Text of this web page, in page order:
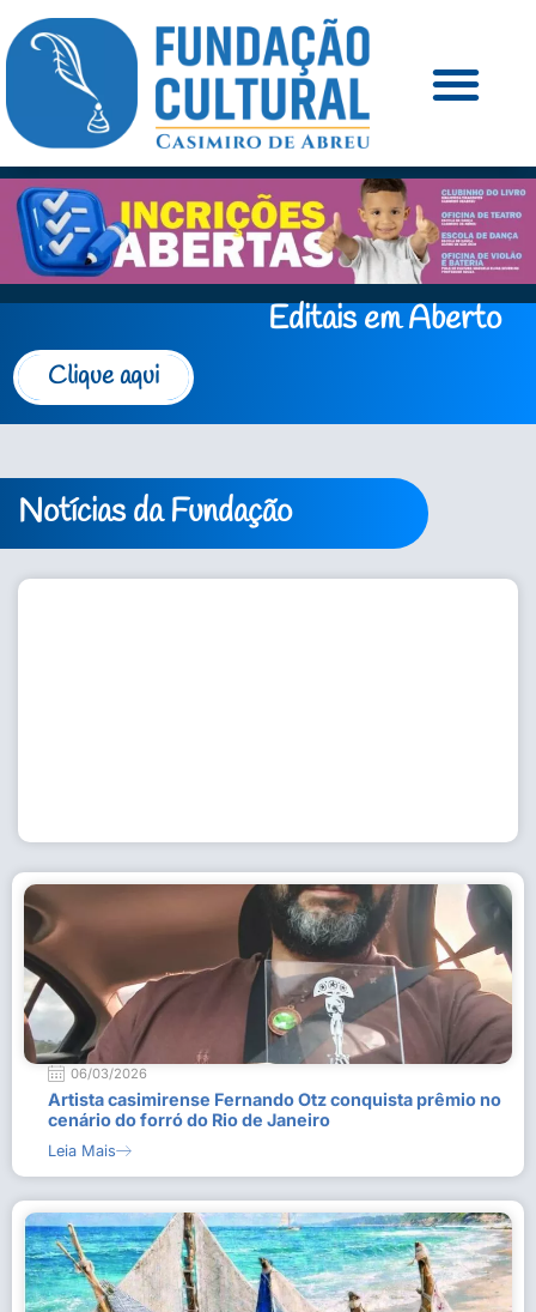
Editais em Aberto
Clique aqui
Notícias da Fundação
06/03/2026
Artista casimirense Fernando Otz conquista prêmio no
cenário do forró do Rio de Janeiro
Leia Mais